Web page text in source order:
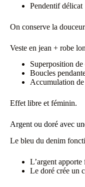
Pendentif délicat
On conserve la
Veste en jean + robe
Superposition
Boucles
Accumulation de
Effet libre et féminin.
Argent ou doré avec
Le bleu du denim
L’argent
Le doré crée un